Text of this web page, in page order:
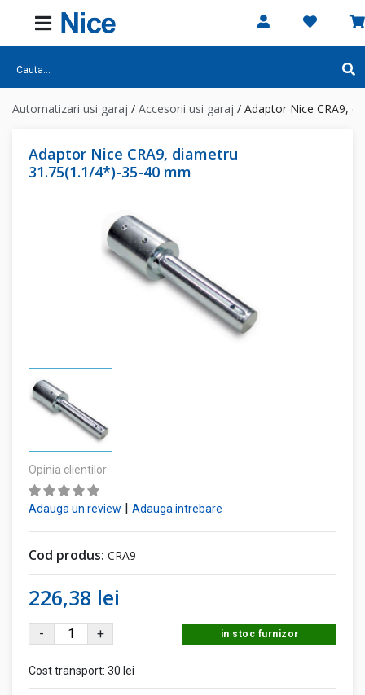
Automatizari usi garaj / Accesorii usi garaj / Adaptor Nice CRA9,
Adaptor Nice CRA9, diametru
31.75(1.1/4*)-35-40 mm
Opinia clientilor
Adauga un review Adauga intrebare
Cod produs: CRA9
226,38 lei
- + in stoc furnizor
Cost transport: 30 lei